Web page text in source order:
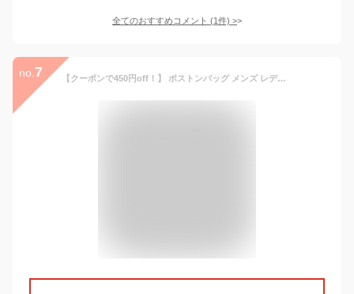
全てのおすすめコメント (1件) >
no. 7 【クーポンで450円off！】 ボストンバッグ メンズ レディース ボストンバック 小さめ ミニ 旅行 ゴルフ 一泊二日 2泊 日本製 大容量 かわいい 50代 60代 70代 誕生日 プレゼント 父の日 2026 実用的 おすすめ 母 女性 木和田 1485